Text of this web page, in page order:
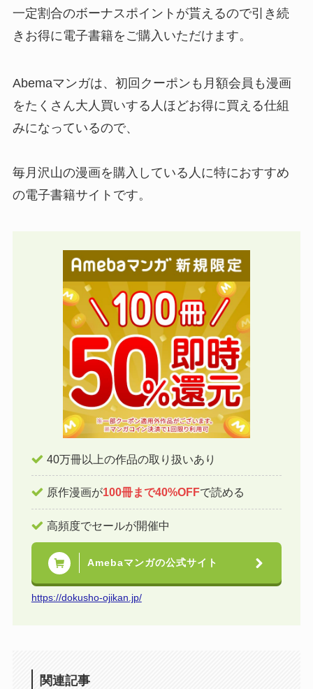
一定割合のボーナスポイントが貰えるので引き続
きお得に電子書籍をご購入いただけます。
Abemaマンガは、初回クーポンも月額会員も漫画
をたくさん大人買いする人ほどお得に買える仕組
みになっているので、
毎月沢山の漫画を購入している人に特におすすめ
の電子書籍サイトです。
40万冊以上の作品の取り扱いあり
原作漫画が100冊まで40%OFFで読める
高頻度でセールが開催中
Amebaマンガの公式サイト
https://dokusho-ojikan.jp/
関連記事